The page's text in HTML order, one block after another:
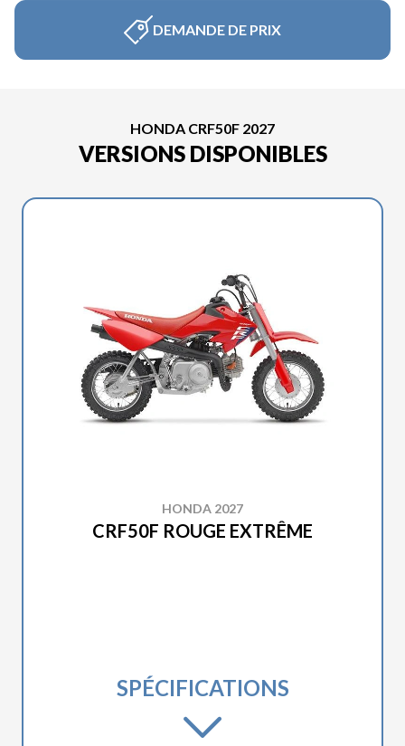
DEMANDE DE PRIX
HONDA CRF50F 2027
VERSIONS DISPONIBLES
HONDA 2027
CRF50F ROUGE EXTRÊME
SPÉCIFICATIONS